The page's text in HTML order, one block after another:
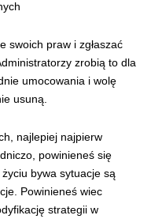
swoich praw i zgłaszać
zrobią to dla
umocowania i wolę
usuną.
najlepiej najpierw
powinieneś się
bywa sytuacje są
Powinieneś wiec
strategii w